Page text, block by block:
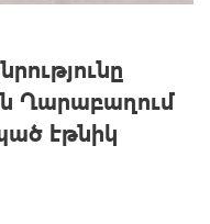
Ղարաբաղում
էթնիկ